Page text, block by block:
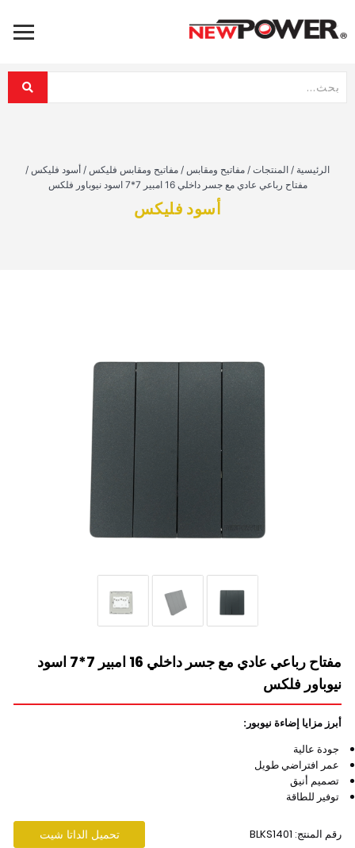
الرئيسية / المنتجات / مفاتيح ومقابس / مفاتيح ومقابس فليكس / أسود فليكس /
مفتاح رباعي عادي مع جسر داخلي 16 امبير 7*7 اسود نيوباور فلكس
أسود فليكس
مفتاح رباعي عادي مع جسر داخلي 16 امبير 7*7 اسود
نيوباور فلكس
أبرز مزايا إضاءة نيوبور:
جودة عالية
عمر افتراضي طويل
تصميم أنيق
توفير للطاقة
رقم المنتج: BLKS1401 تحميل الداتا شيت